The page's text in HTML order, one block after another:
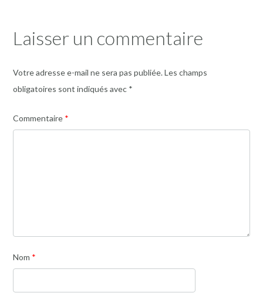
Laisser un commentaire
Votre adresse e-mail ne sera pas publiée.Les champs
obligatoires sont indiqués avec *
Commentaire *
Nom *